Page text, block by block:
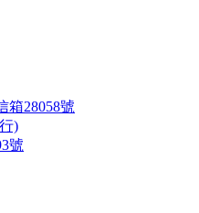
箱28058號
)
號